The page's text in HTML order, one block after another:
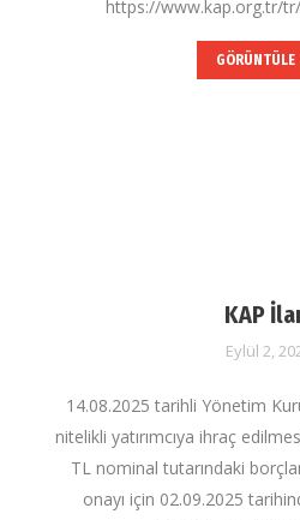
https://www.kap.org.tr/
GÖRÜNTÜLE
KAP
Eylül 2,
14.08.2025 tarihli Yönetim
nitelikli yatırımcıya ihraç
TL nominal tutarındaki
onayı için 02.09.2025